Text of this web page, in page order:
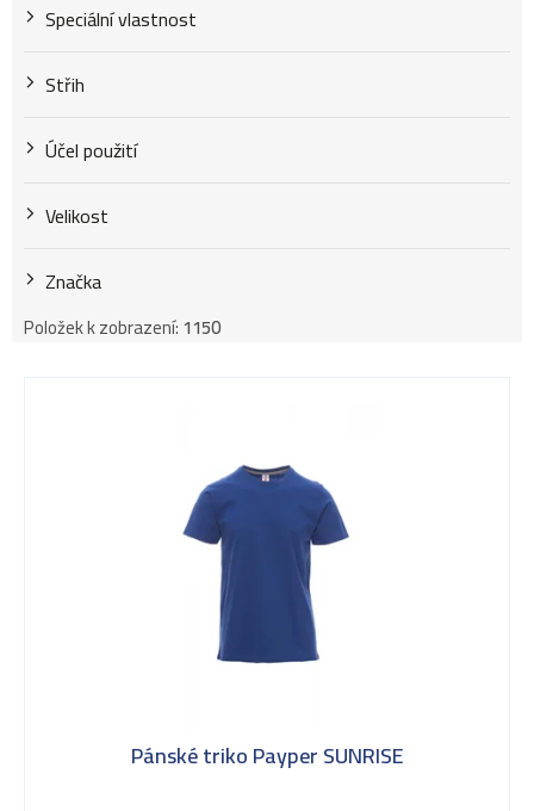
Speciální vlastnost
Střih
Účel použití
Velikost
Značka
Položek k zobrazení:1150
Pánské triko Payper SUNRISE